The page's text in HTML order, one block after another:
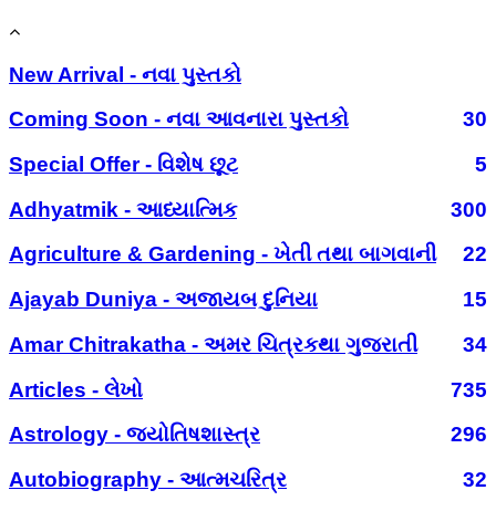
New Arrival - નવા પુસ્તકો
Coming Soon - નવા આવનારા પુસ્તકો
30
Special Offer - વિશેષ છૂટ
5
Adhyatmik - આધ્યાત્મિક
300
Agriculture & Gardening - ખેતી તથા બાગવાની
22
Ajayab Duniya - અજાયબ દુનિયા
15
Amar Chitrakatha - અમર ચિત્રકથા ગુજરાતી
34
Articles - લેખો
735
Astrology - જ્યોતિષશાસ્ત્ર
296
Autobiography - આત્મચરિત્ર
32